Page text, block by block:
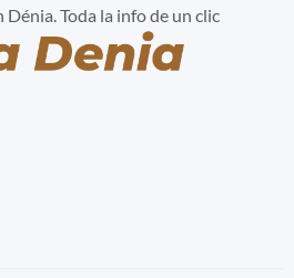
Toda la info de un clic